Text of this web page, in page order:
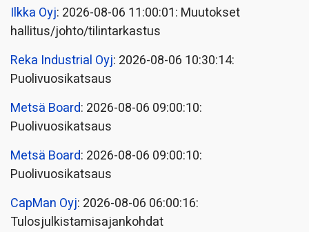
Ilkka Oyj: 2026-08-06 11:00:01: Muutokset
hallitus/johto/tilintarkastus
Reka Industrial Oyj: 2026-08-06 10:30:14:
Puolivuosikatsaus
Metsä Board: 2026-08-06 09:00:10:
Puolivuosikatsaus
Metsä Board: 2026-08-06 09:00:10:
Puolivuosikatsaus
CapMan Oyj: 2026-08-06 06:00:16:
Tulosjulkistamisajankohdat